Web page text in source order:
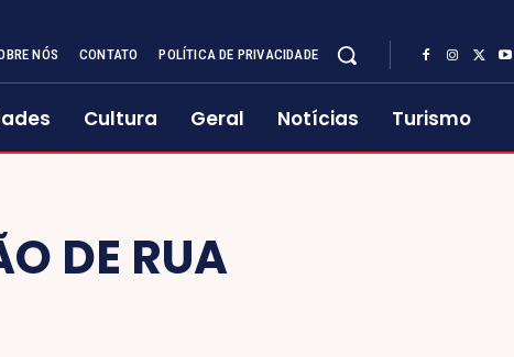
NÓS CONTATO POLÍTICA DE PRIVACIDADE
Cultura Geral Notícias Turismo
DE RUA